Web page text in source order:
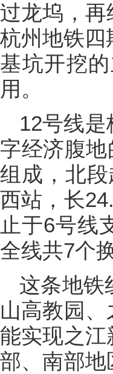
过龙坞，
杭州地铁四
基坑开挖
用。
12号线
字经济腹地
组成，北
西站，长
止于6号线
全线共7个
这条地铁
山高教园
能实现之
部、南部